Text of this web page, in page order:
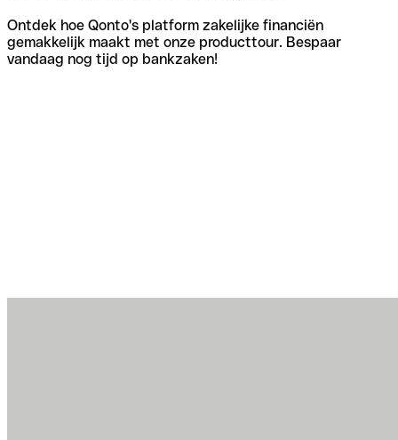
Ontdek hoe Qonto's platform zakelijke financiën
gemakkelijk maakt met onze producttour. Bespaar
vandaag nog tijd op bankzaken!